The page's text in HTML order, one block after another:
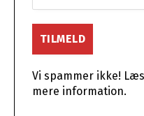
Vi spammer ikke!
mere information.